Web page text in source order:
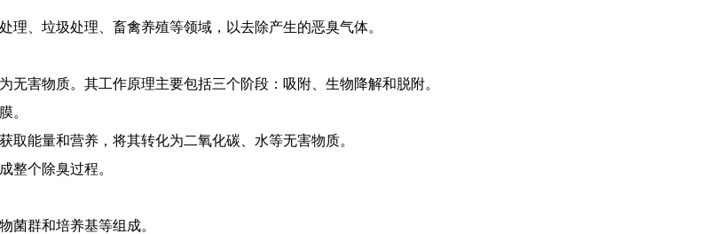
、垃圾处理、畜禽养殖等领域，以去除产生的恶臭气体。
害物质。其工作原理主要包括三个阶段：吸附、生物降解和脱附。
。
能量和营养，将其转化为二氧化碳、水等无害物质。
整个除臭过程。
菌群和培养基等组成。